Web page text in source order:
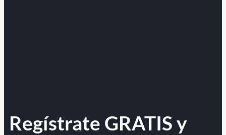
Regístrate GRATIS y